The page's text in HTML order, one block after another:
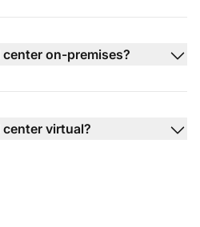
on-premises?
center virtual?